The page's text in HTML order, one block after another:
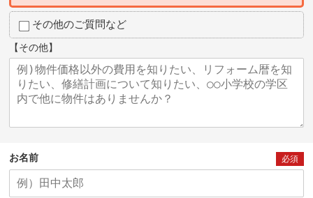
その他のご質問など
【その他】
お名前 必須